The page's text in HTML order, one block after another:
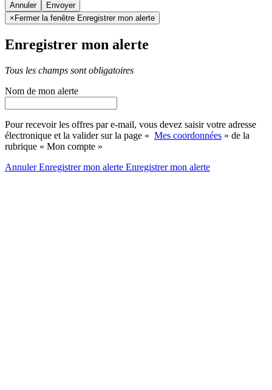
Annuler
× Fermer la fenêtre Enregistrer mon alerte
Enregistrer mon alerte
Tous les champs sont obligatoires
Nom de mon alerte
Pour recevoir les offres par e-mail, vous devez saisir votre adresse
électronique et la valider sur la page « Mes coordonnées » de la
rubrique « Mon compte »
AnnulerEnregistrer mon alerte Enregistrermon alerte